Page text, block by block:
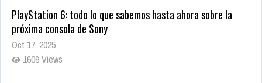
PlayStation 6: todo lo que sabemos hasta ahora sobre la
próxima consola de Sony
Oct 17, 2025
1606 Views